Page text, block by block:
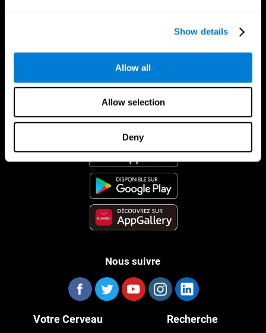
Show details
Allow all
Allow selection
Deny
App CogniFit
Nous suivre
Votre Cerveau Recherche